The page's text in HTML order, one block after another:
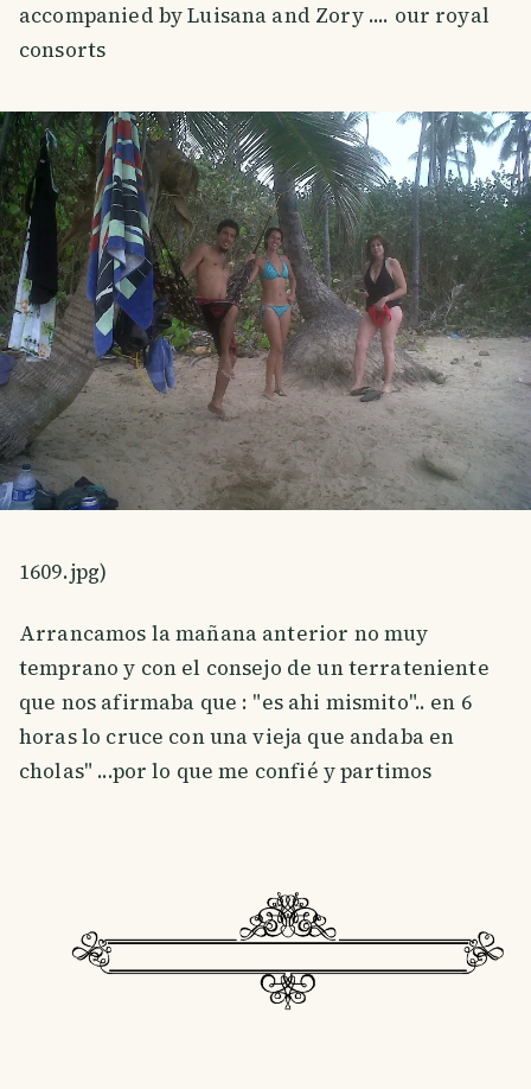
accompanied by Luisana and Zory .... our royal
consorts
1609.jpg)
Arrancamos la mañana anterior no muy
temprano y con el consejo de un terrateniente
que nos afirmaba que : "es ahi mismito".. en 6
horas lo cruce con una vieja que andaba en
cholas" ...por lo que me confié y partimos